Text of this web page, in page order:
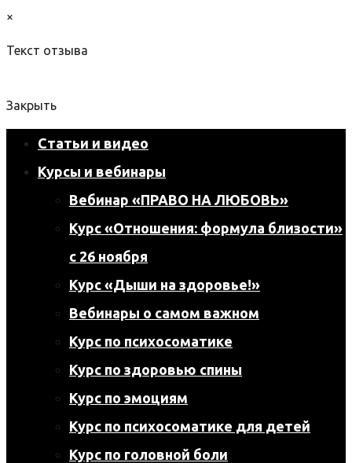
×
Текст отзыва
Закрыть
Статьи и видео
Курсы и вебинары
Вебинар «ПРАВО НА ЛЮБОВЬ»
Курс «Отношения: формула близости»
с 26 ноября
Курс «Дыши на здоровье!»
Вебинары о самом важном
Курс по психосоматике
Курс по здоровью спины
Курс по эмоциям
Курс по психосоматике для детей
Курс по головной боли